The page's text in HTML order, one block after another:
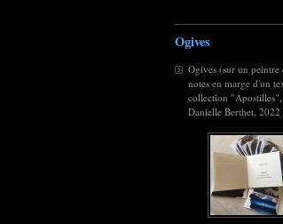
Ogives
Ogives (sur un peintre
notes en marge d'un
collection
Danielle Berthet, 2022